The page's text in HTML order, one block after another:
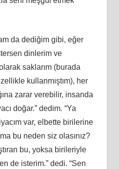
da dediğim gibi, eğer
dinlerim ve
saklarım (burada
kullanmıştım), her
zarar verebilir, insanda
doğar.” dedim. “Ya
var, elbette birilerine
bu neden siz olasınız?
bu, yoksa birileriyle
de isterim.” dedi. “Sen